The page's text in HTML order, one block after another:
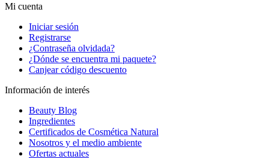
Mi cuenta
Iniciar sesión
Registrarse
¿Contraseña olvidada?
¿Dónde se encuentra mi paquete?
Canjear código descuento
Información de interés
Beauty Blog
Ingredientes
Certificados de Cosmética Natural
Nosotros y el medio ambiente
Ofertas actuales